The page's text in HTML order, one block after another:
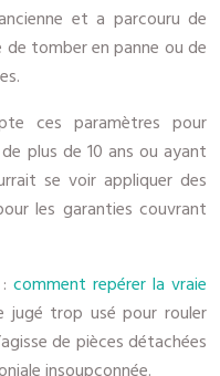
et a parcouru de
tomber en panne ou de
ces paramètres pour
plus de 10 ans ou ayant
se voir appliquer des
les garanties couvrant
comment repérer la vraie
jugé trop usé pour rouler
de pièces détachées